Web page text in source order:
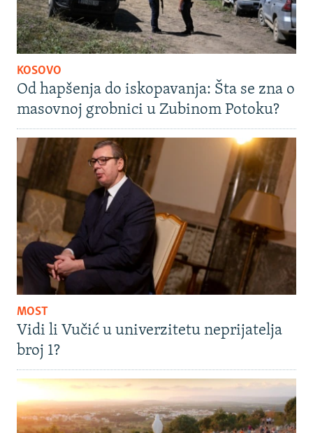
KOSOVO
Od hapšenja do iskopavanja: Šta se zna o
masovnoj grobnici u Zubinom Potoku?
MOST
Vidi li Vučić u univerzitetu neprijatelja
broj 1?